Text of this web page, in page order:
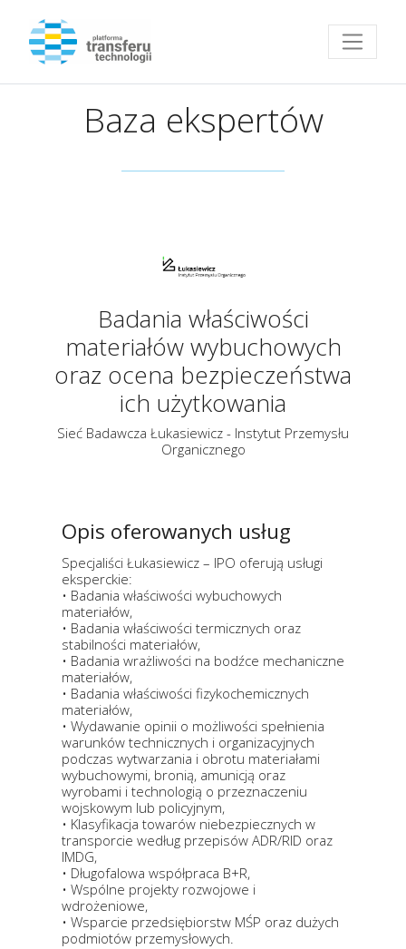
Przejdź do strony głównej
Baza ekspertów
Badania właściwości
materiałów wybuchowych
oraz ocena bezpieczeństwa
ich użytkowania
Sieć Badawcza Łukasiewicz - Instytut Przemysłu
Organicznego
Opis oferowanych usług
Specjaliści Łukasiewicz – IPO oferują usługi
eksperckie:
• Badania właściwości wybuchowych
materiałów,
• Badania właściwości termicznych oraz
stabilności materiałów,
• Badania wrażliwości na bodźce mechaniczne
materiałów,
• Badania właściwości fizykochemicznych
materiałów,
• Wydawanie opinii o możliwości spełnienia
warunków technicznych i organizacyjnych
podczas wytwarzania i obrotu materiałami
wybuchowymi, bronią, amunicją oraz
wyrobami i technologią o przeznaczeniu
wojskowym lub policyjnym,
• Klasyfikacja towarów niebezpiecznych w
transporcie według przepisów ADR/RID oraz
IMDG,
• Długofalowa współpraca B+R,
• Wspólne projekty rozwojowe i
wdrożeniowe,
• Wsparcie przedsiębiorstw MŚP oraz dużych
podmiotów przemysłowych.